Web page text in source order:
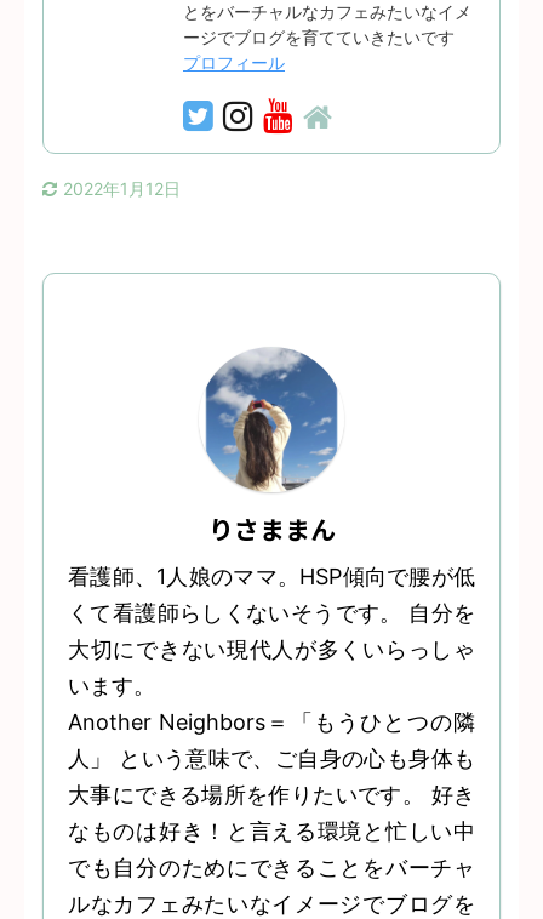
とをバーチャルなカフェみたいなイメ
ージでブログを育てていきたいです
プロフィール
2022年1月12日
りさままん
看護師、1人娘のママ。HSP傾向で腰が低
くて看護師らしくないそうです。 自分を
大切にできない現代人が多くいらっしゃ
います。
Another Neighbors＝「もうひとつの隣
人」 という意味で、ご自身の心も身体も
大事にできる場所を作りたいです。 好き
なものは好き！と言える環境と忙しい中
でも自分のためにできることをバーチャ
ルなカフェみたいなイメージでブログを